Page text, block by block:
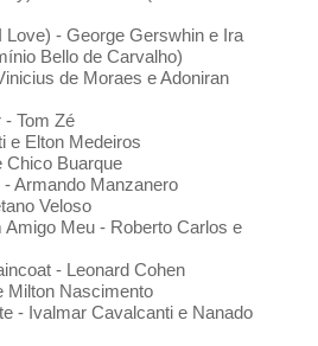
- George Gerswhin e Ira
Bello de Carvalho)
de Moraes e Adoniran
Tom Zé
e Elton Medeiros
Chico Buarque
Armando Manzanero
Veloso
Amigo Meu - Roberto Carlos e
- Leonard Cohen
Milton Nascimento
- Ivalmar Cavalcanti e Nanado